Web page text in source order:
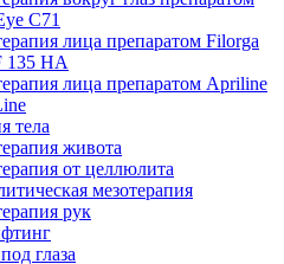
С71
лица препаратом Filorga
135 HA
лица препаратом Apriline
тела
живота
от целлюлита
мезотерапия
рук
глаза